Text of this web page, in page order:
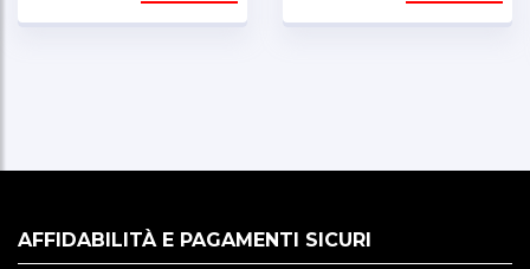
AFFIDABILITÀ E PAGAMENTI SICURI